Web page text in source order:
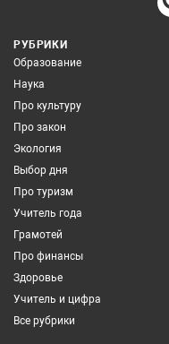
РУБРИКИ
Образование
Наука
Про культуру
Про закон
Экология
Выбор дня
Про туризм
Учитель года
Грамотей
Про финансы
Здоровье
Учитель и цифра
Все рубрики